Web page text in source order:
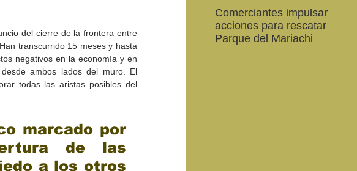
del cierre de la frontera entre
transcurrido 15 meses y hasta
negativos en la economía y en
ambos lados del muro. El
todas las aristas posibles del
marcado por
de las
a los otros
sobre memoria,
literatura
Campamento gratuito de
verano
Convocan a niños, niñas
y jóvenes a crear la
conservación de la
Comerciantes impulsan
acciones para rescatar el
Parque del Mariachi